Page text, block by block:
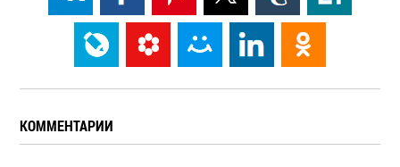
КОММЕНТАРИИ